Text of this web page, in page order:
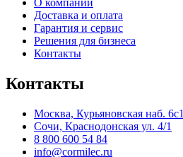
О компании
Доставка и оплата
Гарантия и сервис
Решения для бизнеса
Контакты
Контакты
Москва, Курьяновская наб. 6с1
Сочи, Краснодонская ул. 4/1
8 800 600 54 84
info@cormilec.ru